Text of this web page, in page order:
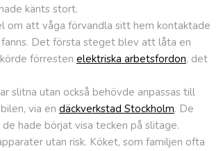
känts stort.
om att våga förvandla sitt hem kontaktade
Det första steget blev att låta en
förresten elektriska arbetsfordon, det
slitna utan också behövde anpassas till
via en däckverkstad Stockholm. De
hade börjat visa tecken på slitage.
utan risk. Köket, som familjen ofta